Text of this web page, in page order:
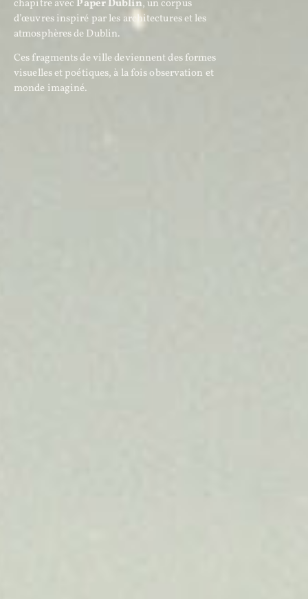
chapitre avec Paper Dublin, un corpus
d’œuvres inspiré par les architectures et les
atmosphères de Dublin.
Ces fragments de ville deviennent des formes
visuelles et poétiques, à la fois observation et
monde imaginé.